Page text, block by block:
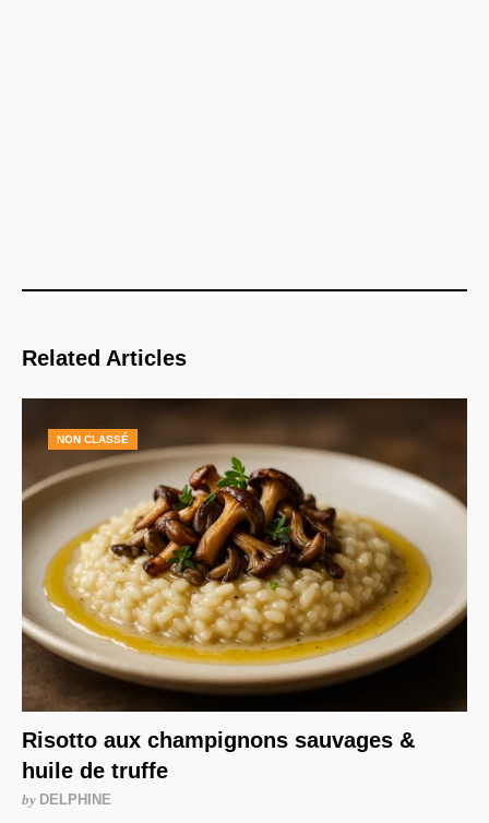
Related Articles
NON CLASSÉ
Risotto aux champignons sauvages &
huile de truffe
by DELPHINE